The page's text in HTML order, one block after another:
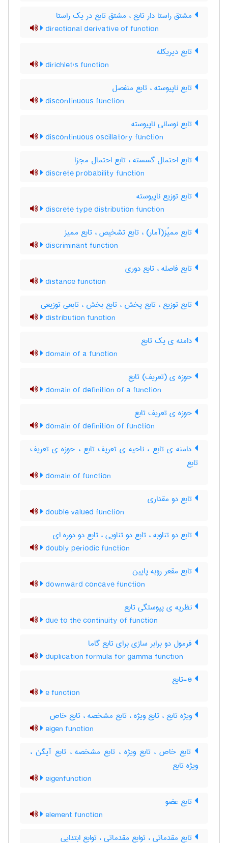
مشتق راستا دار تابع ، مشتق تابع در یک راستا
directional derivative of function
تابع دیریکله
dirichlet's function
تابع ناپیوسته ، تابع منفصل
discontinuous function
تابع نوسانی ناپیوسته
discontinuous oscillatory function
تابع احتمال گسسته ، تابع احتمال مجزا
discrete probability function
تابع توزیع ناپیوسته
discrete type distribution function
تابع ممیّز(آمار) ، تابع تشخیص ، تابع ممیز
discriminant function
تابع فاصله ، تابع دوری
distance function
تابع توزیع ، تابع پخش ، تابع بخش ، تابعی توزیعی
distribution function
دامنه ی یک تابع
domain of a function
حوزه ی (تعریف) تابع
domain of definition of a function
حوزه ی تعریف تابع
domain of definition of function
دامنه ی تابع ، ناحیه ی تعریف تابع ، حوزه ی تعریف
تابع
domain of function
تابع دو مقداری
double valued function
تابع دو تناوبه ، تابع دو تناوبی ، تابع دو دوره ای
doubly periodic function
تابع مقعر روبه پایین
downward concave function
نظریه ی پیوستگی تابع
due to the continuity of function
فرمول دو برابر سازی برای تابع گاما
duplication formula for gamma function
e function
ویژه تابع ، تابع ویژه ، تابع مشخصه ، تابع خاص
eigen function
تابع خاص ، تابع ویژه ، تابع مشخصه ، تابع آیگن ،
ویژه تابع
eigenfunction
تابع عضو
element function
تابع مقدماتی ، توابع مقدماتی ، توابع ابتدایی